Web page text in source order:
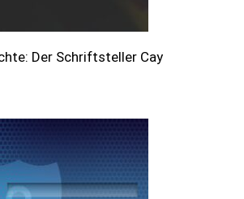
Der Schriftsteller Cay